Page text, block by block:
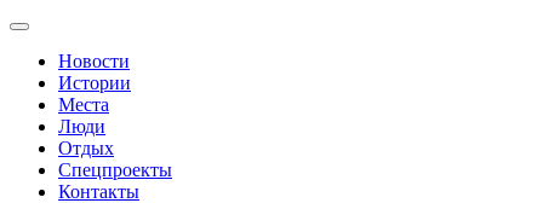
Новости
Истории
Места
Люди
Отдых
Спецпроекты
Контакты